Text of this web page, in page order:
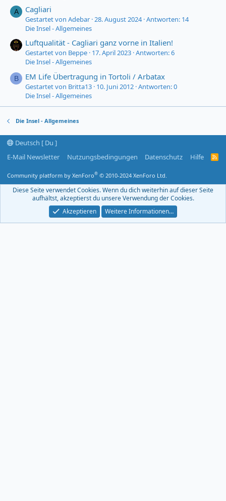
A Cagliari
Gestartet von Adebar 28. August 2024 Antworten: 14
Die Insel - Allgemeines
Luftqualität - Cagliari ganz vorne in Italien!
Gestartet von Beppe 17. April 2023 Antworten: 6
Die Insel - Allgemeines
B EM Life Übertragung in Tortoli / Arbatax
Gestartet von Britta13 10. Juni 2012 Antworten: 0
Die Insel - Allgemeines
Die Insel - Allgemeines
Deutsch [ Du ]
E-Mail Newsletter
Nutzungsbedingungen Datenschutz Hilfe
R
S
F
Community platform by XenForo® © 2010-2024 XenForo Ltd.
Diese Seite verwendet Cookies. Wenn du dich weiterhin auf dieser Seite
aufhältst, akzeptierst du unsere Verwendung der Cookies.
Akzeptieren
Weitere Informationen…